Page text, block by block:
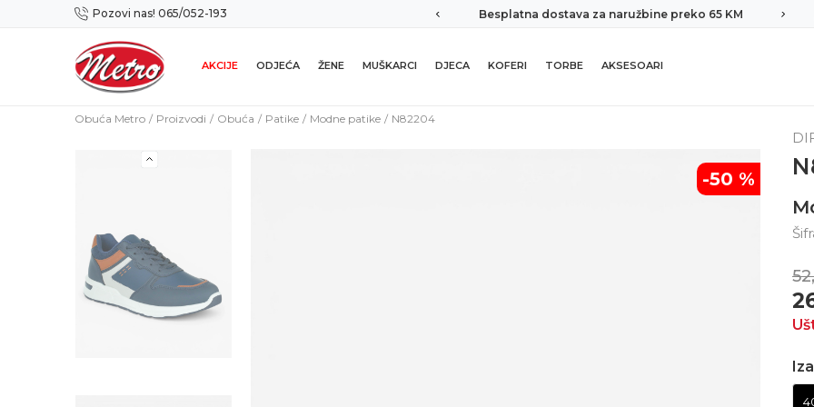
Pozovi nas! 065/052-193
Preuzmi NOVU Metro mobilnu aplikaciju! Besplatna dostava za naružbine preko 65 KM
AKCIJE ODJEĆA ŽENE MUŠKARCI DJECA KOFERI TORBE AKSESOARI
Obuća Metro Proizvodi Obuća Patike Modne patike N82204
-50 %